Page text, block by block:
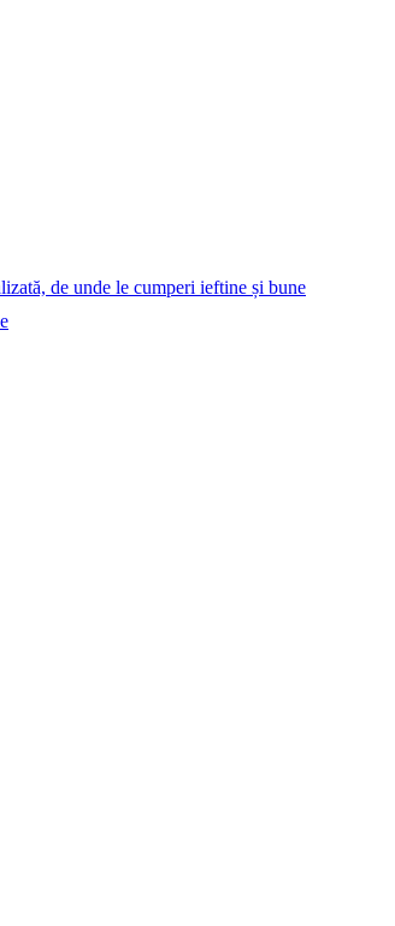
de unde le cumperi ieftine și bune